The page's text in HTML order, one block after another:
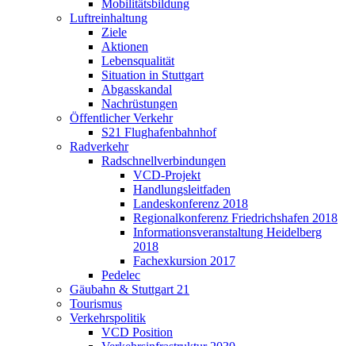
Mobilitätsbildung
Luftreinhaltung
Ziele
Aktionen
Lebensqualität
Situation in Stuttgart
Abgasskandal
Nachrüstungen
Öffentlicher Verkehr
S21 Flughafenbahnhof
Radverkehr
Radschnellverbindungen
VCD-Projekt
Handlungsleitfaden
Landeskonferenz 2018
Regionalkonferenz Friedrichshafen 2018
Informationsveranstaltung Heidelberg
2018
Fachexkursion 2017
Pedelec
Gäubahn & Stuttgart 21
Tourismus
Verkehrspolitik
VCD Position